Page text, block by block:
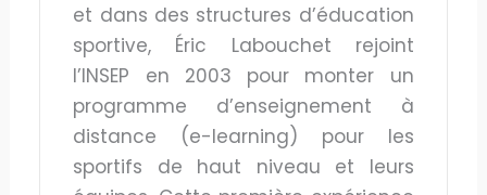
et dans des structures d’éducation
sportive, Éric Labouchet rejoint
l’INSEP en 2003 pour monter un
programme d’enseignement à
distance (e-learning) pour les
sportifs de haut niveau et leurs